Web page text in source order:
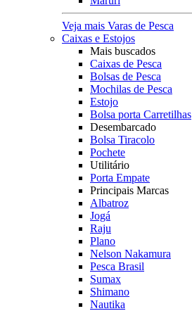
Veja mais Varas de Pesca
Caixas e Estojos
Mais buscados
Caixas de Pesca
Bolsas de Pesca
Mochilas de Pesca
Estojo
Bolsa porta Carretilhas
Desembarcado
Bolsa Tiracolo
Pochete
Utilitário
Porta Empate
Principais Marcas
Albatroz
Jogá
Raju
Plano
Nelson Nakamura
Pesca Brasil
Sumax
Shimano
Nautika